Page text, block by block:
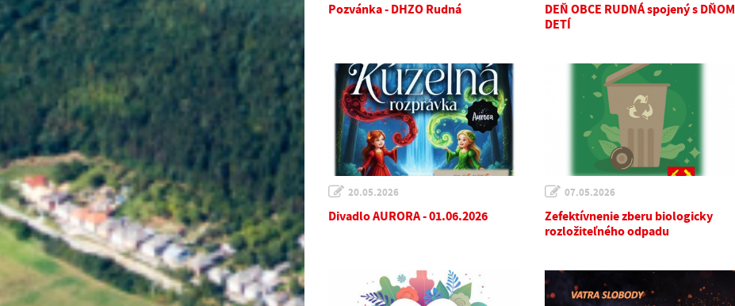
Pozvánka - DHZO Rudná
DEŇ OBCE RUDNÁ spojený s DŇOM
DETÍ
20.05.2026
Divadlo AURORA - 01.06.2026
07.05.2026
Zefektívnenie zberu biologicky
rozložiteľného odpadu